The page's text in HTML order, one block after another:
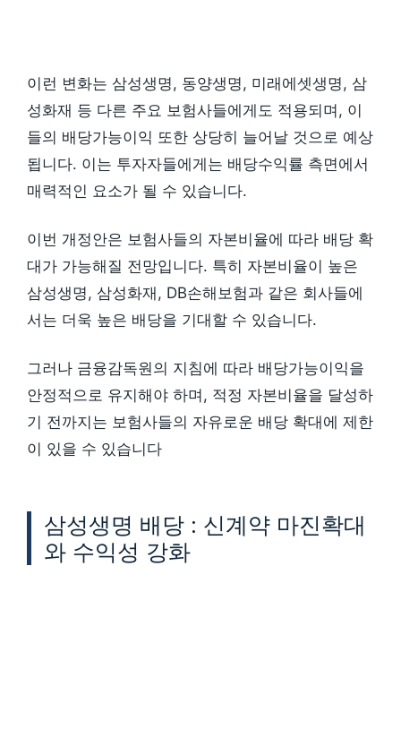
이런 변화는 삼성생명, 동양생명, 미래에셋생명, 삼
성화재 등 다른 주요 보험사들에게도 적용되며, 이
들의 배당가능이익 또한 상당히 늘어날 것으로 예상
됩니다. 이는 투자자들에게는 배당수익률 측면에서
매력적인 요소가 될 수 있습니다.
이번 개정안은 보험사들의 자본비율에 따라 배당 확
대가 가능해질 전망입니다. 특히 자본비율이 높은
삼성생명, 삼성화재, DB손해보험과 같은 회사들에
서는 더욱 높은 배당을 기대할 수 있습니다.
그러나 금융감독원의 지침에 따라 배당가능이익을
안정적으로 유지해야 하며, 적정 자본비율을 달성하
기 전까지는 보험사들의 자유로운 배당 확대에 제한
이 있을 수 있습니다
삼성생명 배당 : 신계약 마진확대
와 수익성 강화